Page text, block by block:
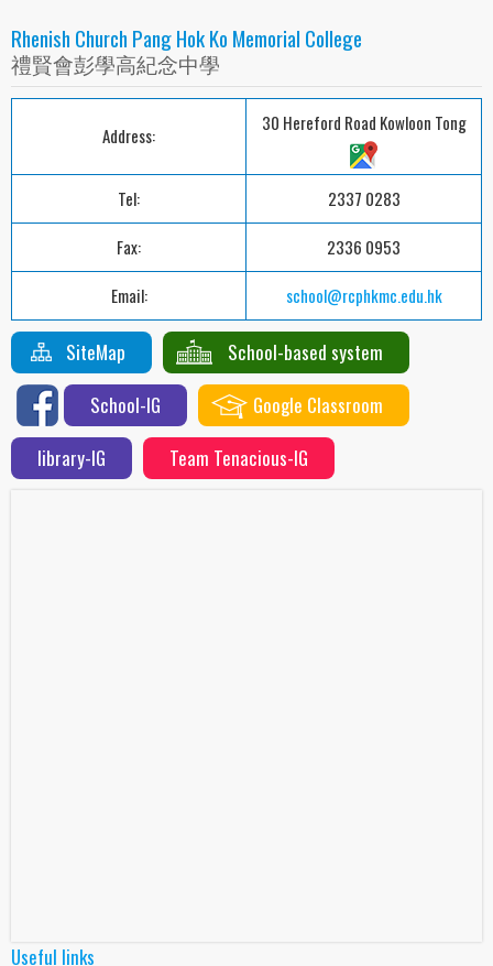
Rhenish Church Pang Hok Ko Memorial College
禮賢會彭學高紀念中學
Address:
30 Hereford Road Kowloon Tong
Tel:
2337 0283
Fax:
2336 0953
Email:
school@rcphkmc.edu.hk
SiteMap
School-based system
School-IG
Google Classroom
library-IG
Team Tenacious-IG
Useful links